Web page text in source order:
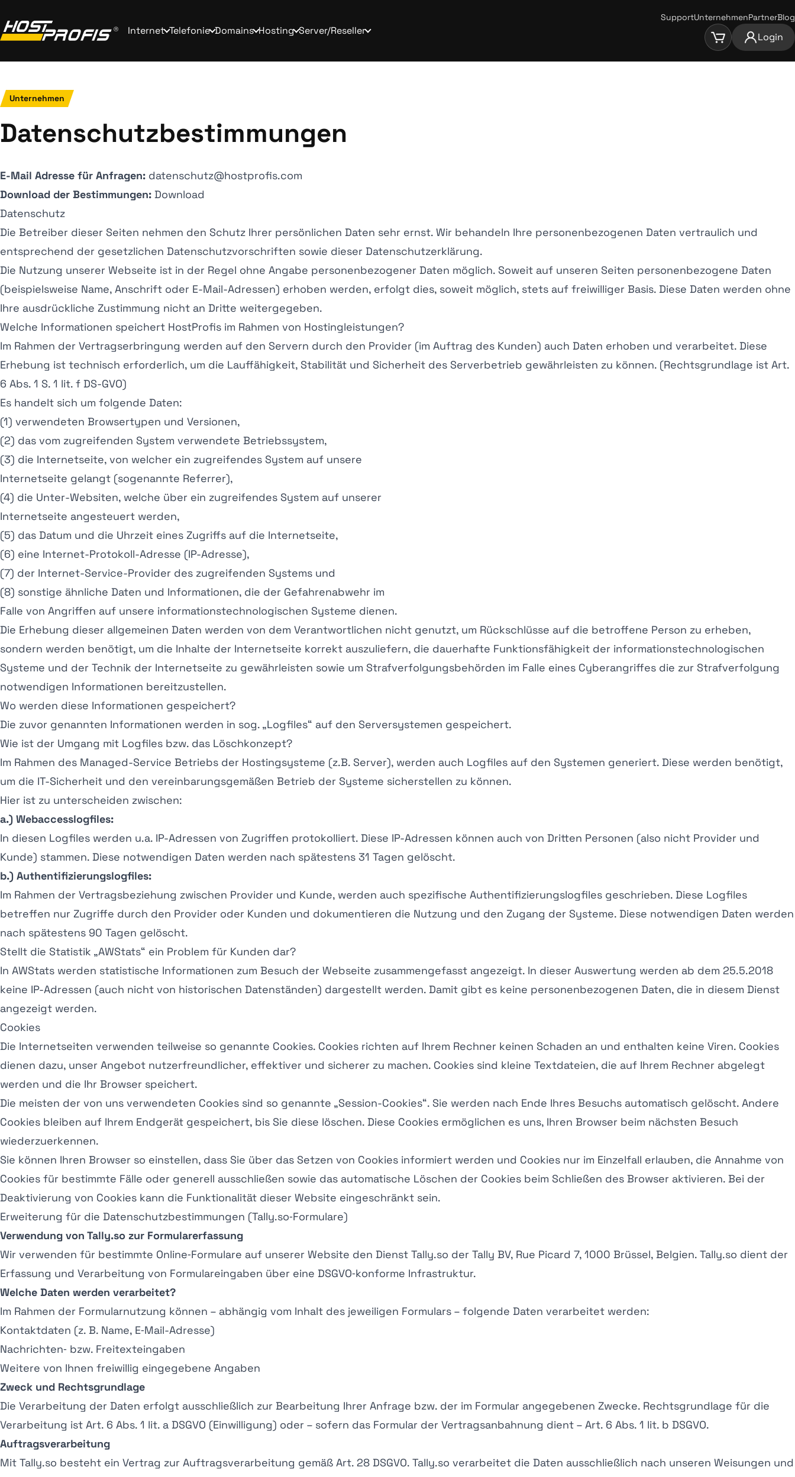
Internet Telefonie Domains Hosting Server/Reseller
SupportUnternehmenPartnerBlog
Login
Unternehmen
Datenschutzbestimmungen
E-Mail Adresse für Anfragen: datenschutz@hostprofis.com
Download der Bestimmungen: Download
Datenschutz
Die Betreiber dieser Seiten nehmen den Schutz Ihrer persönlichen Daten sehr ernst. Wir behandeln Ihre personenbezogenen Daten vertraulich und
entsprechend der gesetzlichen Datenschutzvorschriften sowie dieser Datenschutzerklärung.
Die Nutzung unserer Webseite ist in der Regel ohne Angabe personenbezogener Daten möglich. Soweit auf unseren Seiten personenbezogene Daten
(beispielsweise Name, Anschrift oder E-Mail-Adressen) erhoben werden, erfolgt dies, soweit möglich, stets auf freiwilliger Basis. Diese Daten werden ohne
Ihre ausdrückliche Zustimmung nicht an Dritte weitergegeben.
Welche Informationen speichert HostProfis im Rahmen von Hostingleistungen?
Im Rahmen der Vertragserbringung werden auf den Servern durch den Provider (im Auftrag des Kunden) auch Daten erhoben und verarbeitet. Diese
Erhebung ist technisch erforderlich, um die Lauffähigkeit, Stabilität und Sicherheit des Serverbetrieb gewährleisten zu können. (Rechtsgrundlage ist Art.
6 Abs. 1 S. 1 lit. f DS-GVO)
Es handelt sich um folgende Daten:
(1) verwendeten Browsertypen und Versionen,
(2) das vom zugreifenden System verwendete Betriebssystem,
(3) die Internetseite, von welcher ein zugreifendes System auf unsere
Internetseite gelangt (sogenannte Referrer),
(4) die Unter-Websiten, welche über ein zugreifendes System auf unserer
Internetseite angesteuert werden,
(5) das Datum und die Uhrzeit eines Zugriffs auf die Internetseite,
(6) eine Internet-Protokoll-Adresse (IP-Adresse),
(7) der Internet-Service-Provider des zugreifenden Systems und
(8) sonstige ähnliche Daten und Informationen, die der Gefahrenabwehr im
Falle von Angriffen auf unsere informationstechnologischen Systeme dienen.
Die Erhebung dieser allgemeinen Daten werden von dem Verantwortlichen nicht genutzt, um Rückschlüsse auf die betroffene Person zu erheben,
sondern werden benötigt, um die Inhalte der Internetseite korrekt auszuliefern, die dauerhafte Funktionsfähigkeit der informationstechnologischen
Systeme und der Technik der Internetseite zu gewährleisten sowie um Strafverfolgungsbehörden im Falle eines Cyberangriffes die zur Strafverfolgung
notwendigen Informationen bereitzustellen.
Wo werden diese Informationen gespeichert?
Die zuvor genannten Informationen werden in sog. „Logfiles“ auf den Serversystemen gespeichert.
Wie ist der Umgang mit Logfiles bzw. das Löschkonzept?
Im Rahmen des Managed-Service Betriebs der Hostingsysteme (z.B. Server), werden auch Logfiles auf den Systemen generiert. Diese werden benötigt,
um die IT-Sicherheit und den vereinbarungsgemäßen Betrieb der Systeme sicherstellen zu können.
Hier ist zu unterscheiden zwischen:
a.) Webaccesslogfiles:
In diesen Logfiles werden u.a. IP-Adressen von Zugriffen protokolliert. Diese IP-Adressen können auch von Dritten Personen (also nicht Provider und
Kunde) stammen. Diese notwendigen Daten werden nach spätestens 31 Tagen gelöscht.
b.) Authentifizierungslogfiles:
Im Rahmen der Vertragsbeziehung zwischen Provider und Kunde, werden auch spezifische Authentifizierungslogfiles geschrieben. Diese Logfiles
betreffen nur Zugriffe durch den Provider oder Kunden und dokumentieren die Nutzung und den Zugang der Systeme. Diese notwendigen Daten werden
nach spätestens 90 Tagen gelöscht.
Stellt die Statistik „AWStats“ ein Problem für Kunden dar?
In AWStats werden statistische Informationen zum Besuch der Webseite zusammengefasst angezeigt. In dieser Auswertung werden ab dem 25.5.2018
keine IP-Adressen (auch nicht von historischen Datenständen) dargestellt werden. Damit gibt es keine personenbezogenen Daten, die in diesem Dienst
angezeigt werden.
Cookies
Die Internetseiten verwenden teilweise so genannte Cookies. Cookies richten auf Ihrem Rechner keinen Schaden an und enthalten keine Viren. Cookies
dienen dazu, unser Angebot nutzerfreundlicher, effektiver und sicherer zu machen. Cookies sind kleine Textdateien, die auf Ihrem Rechner abgelegt
werden und die Ihr Browser speichert.
Die meisten der von uns verwendeten Cookies sind so genannte „Session-Cookies“. Sie werden nach Ende Ihres Besuchs automatisch gelöscht. Andere
Cookies bleiben auf Ihrem Endgerät gespeichert, bis Sie diese löschen. Diese Cookies ermöglichen es uns, Ihren Browser beim nächsten Besuch
wiederzuerkennen.
Sie können Ihren Browser so einstellen, dass Sie über das Setzen von Cookies informiert werden und Cookies nur im Einzelfall erlauben, die Annahme von
Cookies für bestimmte Fälle oder generell ausschließen sowie das automatische Löschen der Cookies beim Schließen des Browser aktivieren. Bei der
Deaktivierung von Cookies kann die Funktionalität dieser Website eingeschränkt sein.
Erweiterung für die Datenschutzbestimmungen (Tally.so‑Formulare)
Verwendung von Tally.so zur Formularerfassung
Wir verwenden für bestimmte Online‑Formulare auf unserer Website den Dienst Tally.so der Tally BV, Rue Picard 7, 1000 Brüssel, Belgien. Tally.so dient der
Erfassung und Verarbeitung von Formulareingaben über eine DSGVO‑konforme Infrastruktur.
Welche Daten werden verarbeitet?
Im Rahmen der Formularnutzung können – abhängig vom Inhalt des jeweiligen Formulars – folgende Daten verarbeitet werden:
Kontaktdaten (z. B. Name, E‑Mail-Adresse)
Nachrichten‑ bzw. Freitexteingaben
Weitere von Ihnen freiwillig eingegebene Angaben
Zweck und Rechtsgrundlage
Die Verarbeitung der Daten erfolgt ausschließlich zur Bearbeitung Ihrer Anfrage bzw. der im Formular angegebenen Zwecke. Rechtsgrundlage für die
Verarbeitung ist Art. 6 Abs. 1 lit. a DSGVO (Einwilligung) oder – sofern das Formular der Vertragsanbahnung dient – Art. 6 Abs. 1 lit. b DSGVO.
Auftragsverarbeitung
Mit Tally.so besteht ein Vertrag zur Auftragsverarbeitung gemäß Art. 28 DSGVO. Tally.so verarbeitet die Daten ausschließlich nach unseren Weisungen und